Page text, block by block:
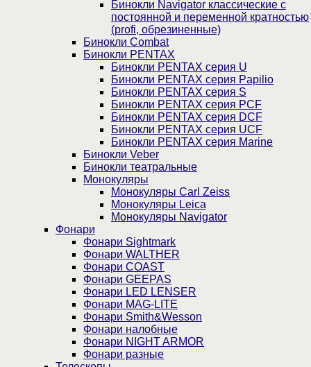
Бинокли Navigator классические с
постоянной и переменной кратностью
(profi, обрезиненные)
Бинокли Combat
Бинокли PENTAX
Бинокли PENTAX серия U
Бинокли PENTAX серия Papilio
Бинокли PENTAX серия S
Бинокли PENTAX серия PCF
Бинокли PENTAX серия DCF
Бинокли PENTAX серия UCF
Бинокли PENTAX серия Marine
Бинокли Veber
Бинокли театральные
Монокуляры
Монокуляры Carl Zeiss
Монокуляры Leica
Монокуляры Navigator
Фонари
Фонари Sightmark
Фонари WALTHER
Фонари COAST
Фонари GEEPAS
Фонари LED LENSER
Фонари MAG-LITE
Фонари Smith&Wesson
Фонари налобные
Фонари NIGHT ARMOR
Фонари разные